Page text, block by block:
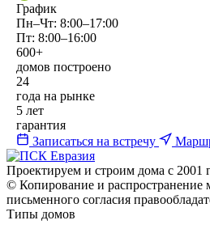
График
Пн–Чт: 8:00–17:00
Пт: 8:00–16:00
600+
домов построено
24
года на рынке
5 лет
гарантия
Записаться на встречу
Проектируем и строим дома с 2001
© Копирование и распространение
письменного согласия
Типы домов